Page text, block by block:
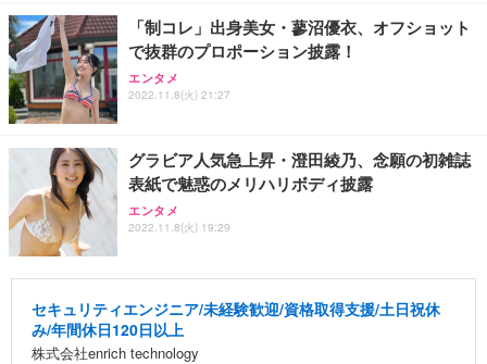
「制コレ」出身美女・蓼沼優衣、オフショット
で抜群のプロポーション披露！
エンタメ
2022.11.8(火) 21:27
グラビア人気急上昇・澄田綾乃、念願の初雑誌
表紙で魅惑のメリハリボディ披露
エンタメ
2022.11.8(火) 19:29
セキュリティエンジニア/未経験歓迎/資格取得支援/土日祝休
み/年間休日120日以上
株式会社enrich technology